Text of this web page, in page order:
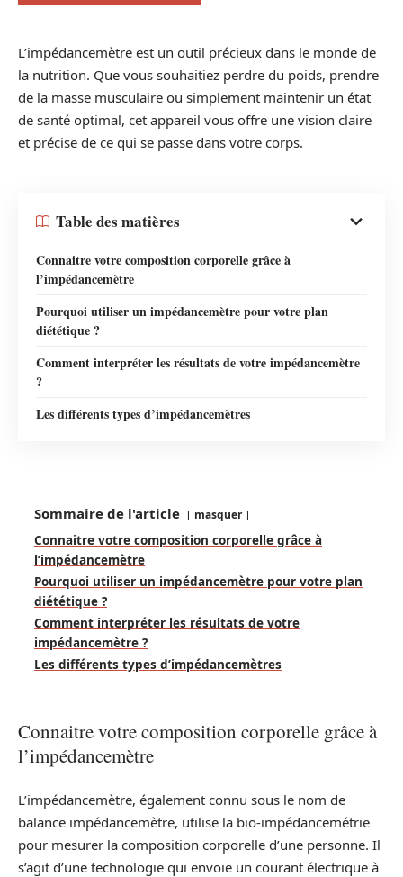
L’impédancemètre est un outil précieux dans le monde de
la nutrition. Que vous souhaitiez perdre du poids, prendre
de la masse musculaire ou simplement maintenir un état
de santé optimal, cet appareil vous offre une vision claire
et précise de ce qui se passe dans votre corps.
Table des matières
Connaitre votre composition corporelle grâce à
l’impédancemètre
Pourquoi utiliser un impédancemètre pour votre plan
diététique ?
Comment interpréter les résultats de votre impédancemètre
?
Les différents types d’impédancemètres
Sommaire de l'article masquer
Connaitre votre composition corporelle grâce à
l’impédancemètre
Pourquoi utiliser un impédancemètre pour votre plan
diététique ?
Comment interpréter les résultats de votre
impédancemètre ?
Les différents types d’impédancemètres
Connaitre votre composition corporelle grâce à
l’impédancemètre
L’impédancemètre, également connu sous le nom de
balance impédancemètre, utilise la bio-impédancemétrie
pour mesurer la composition corporelle d’une personne. Il
s’agit d’une technologie qui envoie un courant électrique à